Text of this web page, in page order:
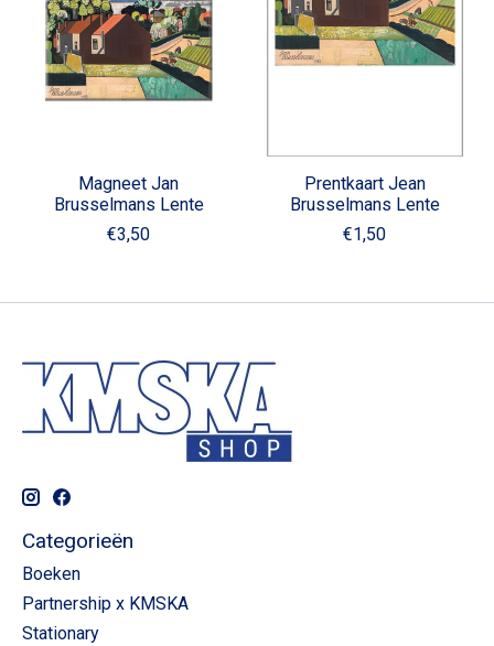
Magneet Jan
Brusselmans Lente
€3,50
Prentkaart Jean
Brusselmans Lente
€1,50
Categorieën
Boeken
Partnership x KMSKA
Stationary